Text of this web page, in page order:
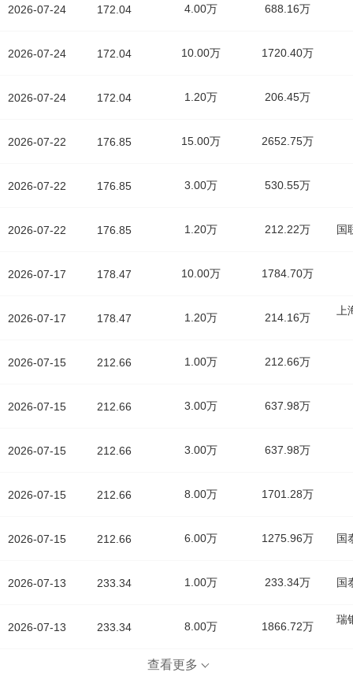
2026-07-24
2026-07-24
2026-07-24
2026-07-22
2026-07-22
2026-07-22
2026-07-17
2026-07-17
2026-07-15
2026-07-15
2026-07-15
2026-07-15
2026-07-15
2026-07-13
2026-07-13
172.04 4.00万 688.16万
172.04 10.00万 1720.40万
172.04 1.20万 206.45万
176.85 15.00万 2652.75万
176.85 3.00万 530.55万
176.85 1.20万 212.22万 国
178.47 10.00万 1784.70万
178.47 1.20万 214.16万
212.66 1.00万 212.66万
212.66 3.00万 637.98万
212.66 3.00万 637.98万
212.66 8.00万 1701.28万
212.66 6.00万 1275.96万 国
233.34 1.00万 233.34万 国
233.34 8.00万 1866.72万
瑞
查看更多